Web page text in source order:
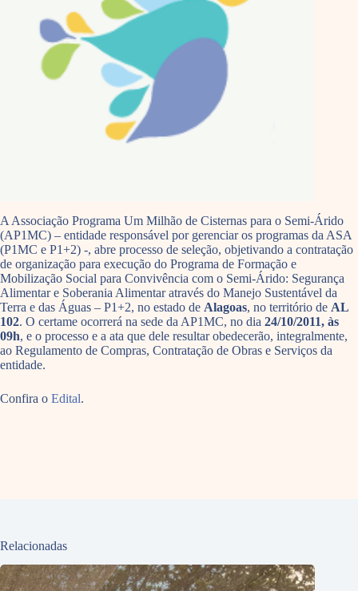
A Associação Programa Um Milhão de Cisternas para o Semi-Árido
(AP1MC) – entidade responsável por gerenciar os programas da ASA
(P1MC e P1+2) -, abre processo de seleção, objetivando a contratação
de organização para execução do Programa de Formação e
Mobilização Social para Convivência com o Semi-Árido: Segurança
Alimentar e Soberania Alimentar através do Manejo Sustentável da
Terra e das Águas – P1+2, no estado de Alagoas, no território de AL
102. O certame ocorrerá na sede da AP1MC, no dia 24/10/2011, às
09h, e o processo e a ata que dele resultar obedecerão, integralmente,
ao Regulamento de Compras, Contratação de Obras e Serviços da
entidade.
Confira o Edital.
Relacionadas